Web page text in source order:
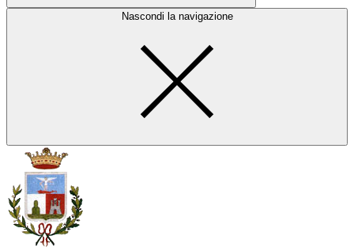
Nascondi la navigazione